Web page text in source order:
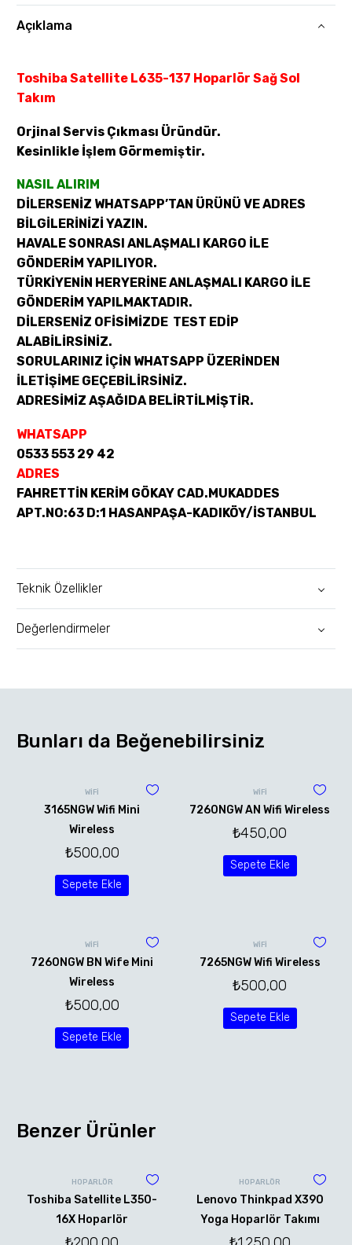
Açıklama
Toshiba Satellite L635-137 Hoparlör Sağ Sol
Takım
Orjinal Servis Çıkması Üründür.
Kesinlikle İşlem Görmemiştir.
NASIL ALIRIM
DİLERSENİZ WHATSAPP’TAN ÜRÜNÜ VE ADRES
BİLGİLERİNİZİ YAZIN.
HAVALE SONRASI ANLAŞMALI KARGO İLE
GÖNDERİM YAPILIYOR.
TÜRKİYENİN HERYERİNE ANLAŞMALI KARGO İLE
GÖNDERİM YAPILMAKTADIR.
DİLERSENİZ OFİSİMİZDE TEST EDİP
ALABİLİRSİNİZ.
SORULARINIZ İÇİN WHATSAPP ÜZERİNDEN
İLETİŞİME GEÇEBİLİRSİNİZ.
ADRESİMİZ AŞAĞIDA BELİRTİLMİŞTİR.
WHATSAPP
0533 553 29 42
ADRES
FAHRETTİN KERİM GÖKAY CAD.MUKADDES
APT.NO:63 D:1 HASANPAŞA-KADIKÖY/İSTANBUL
Teknik Özellikler
Değerlendirmeler
Bunları da Beğenebilirsiniz
WİFİ
3165NGW Wifi Mini
Wireless
₺500,00
Sepete Ekle
WİFİ
7260NGW AN Wifi Wireless
₺450,00
Sepete Ekle
WİFİ
7260NGW BN Wife Mini
Wireless
₺500,00
Sepete Ekle
WİFİ
7265NGW Wifi Wireless
₺500,00
Sepete Ekle
Benzer Ürünler
HOPARLÖR
Toshiba Satellite L350-
16X Hoparlör
HOPARLÖR
Lenovo Thinkpad X390
Yoga Hoparlör Takımı